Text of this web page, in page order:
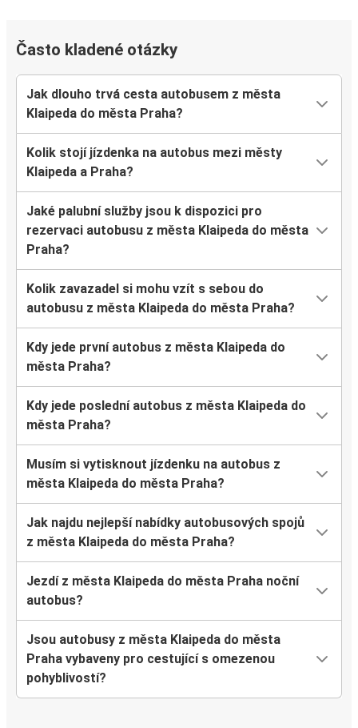
Často kladené otázky
Jak dlouho trvá cesta autobusem z města
Klaipeda do města Praha?
Kolik stojí jízdenka na autobus mezi městy
Klaipeda a Praha?
Jaké palubní služby jsou k dispozici pro
rezervaci autobusu z města Klaipeda do města
Praha?
Kolik zavazadel si mohu vzít s sebou do
autobusu z města Klaipeda do města Praha?
Kdy jede první autobus z města Klaipeda do
města Praha?
Kdy jede poslední autobus z města Klaipeda do
města Praha?
Musím si vytisknout jízdenku na autobus z
města Klaipeda do města Praha?
Jak najdu nejlepší nabídky autobusových spojů
z města Klaipeda do města Praha?
Jezdí z města Klaipeda do města Praha noční
autobus?
Jsou autobusy z města Klaipeda do města
Praha vybaveny pro cestující s omezenou
pohyblivostí?